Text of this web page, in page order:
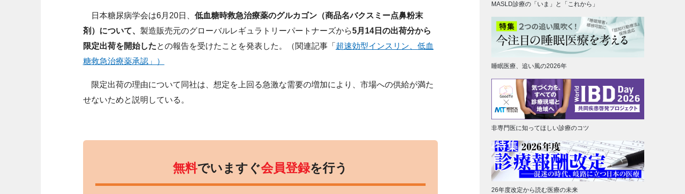
日本糖尿病学会は6月20日、 低血糖時救急治療薬のグルカゴン（商品名バクスミー点鼻粉末
剤）について、 製造販売元のグローバルレギュラトリーパートナーズから5月14日の出荷分から
限定出荷を開始したとの報告を受けたことを発表した。（関連記事「 超速効型インスリン、低血
糖救急治療薬承認」）
限定出荷の理由について同社は、想定を上回る急激な需要の増加により、市場への供給が満た
せないためと説明している。
無料でいますぐ会員登録を行う
MASLD診療の「いま」と「これから」
睡眠医療、追い風の2026年
非専門医に知ってほしい診療のコツ
26年度改定から読む医療の未来